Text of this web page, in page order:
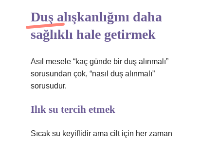
Duş alışkanlığını daha
sağlıklı hale getirmek
Asıl mesele “kaç günde bir duş alınmalı”
sorusundan çok, “nasıl duş alınmalı”
sorusudur.
Ilık su tercih etmek
Sıcak su keyiflidir ama cilt için her zaman